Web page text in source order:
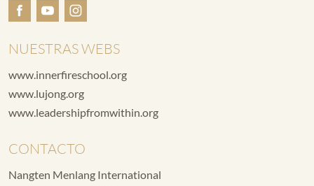
NUESTRAS WEBS
www.innerfireschool.org
www.lujong.org
www.leadershipfromwithin.org
CONTACTO
Nangten Menlang International